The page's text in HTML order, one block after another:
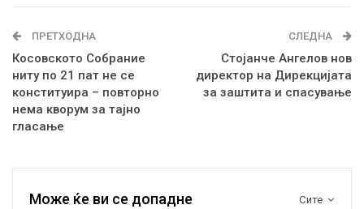
ПРЕТХОДНА
Косовското Собрание
ниту по 21 пат не се
конституира – повторно
нема кворум за тајно
гласање
СЛЕДНА
Стојанче Ангелов нов
директор на Дирекцијата
за заштита и спасување
Сите
Може ќе ви се допадне